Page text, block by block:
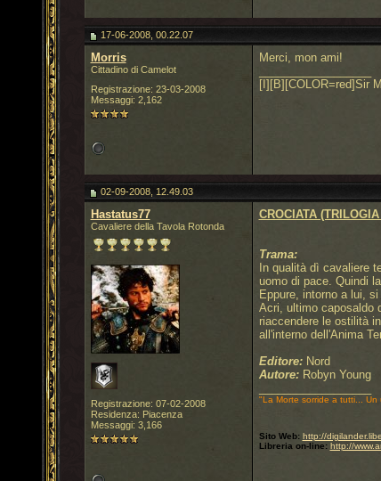
17-06-2008, 00.22.07
Morris
Cittadino di Camelot
Registrazione: 23-03-2008
Messaggi: 2,162
Merci, mon ami!
[I][B][COLOR=red]Sir
02-09-2008, 12.49.03
Hastatus77
Cavaliere della Tavola Rotonda
Registrazione: 07-02-2008
Residenza: Piacenza
Messaggi: 3,166
CROCIATA
Trama:
In qualità dì cavaliere
uomo di pace. Quindi
Eppure, intorno a lui,
Acri, ultimo caposaldo
riaccendere le ostilità
all'interno dell'Anima
Editore:Nord
Autore:Robyn Young
"La Morte sorride a tutti...
Sito Web: http://
Libreria on-line: http://